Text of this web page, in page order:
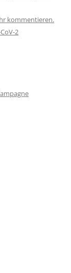
kommentieren.
2